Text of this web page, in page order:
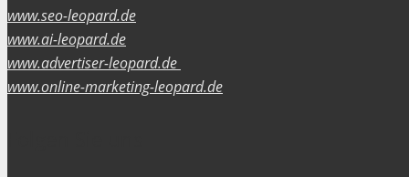
www.seo-leopard.de
www.ai-leopard.de
www.advertiser-leopard.de
www.online-marketing-leopard.de